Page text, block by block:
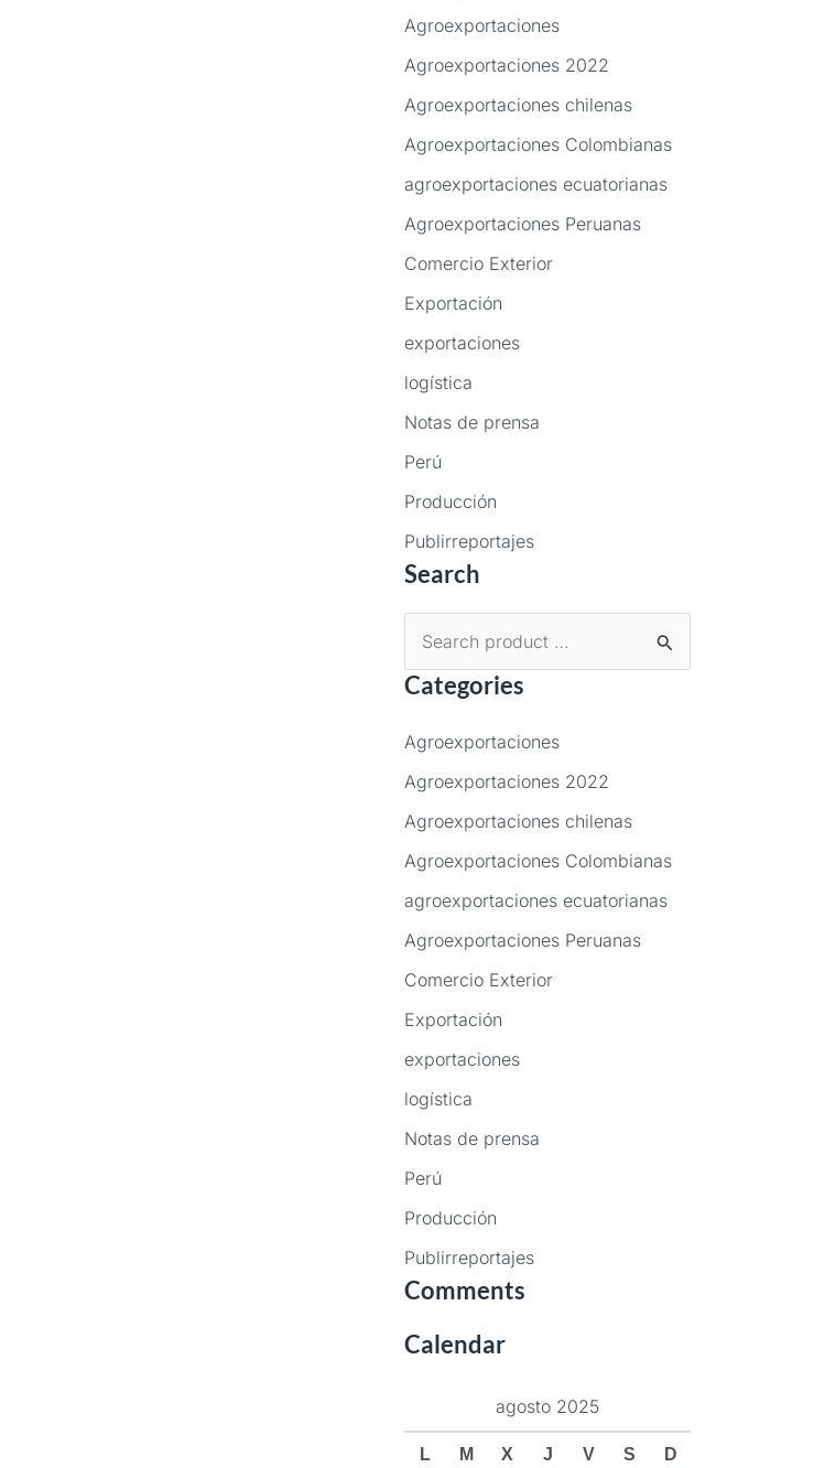
Agroexportaciones
Agroexportaciones 2022
Agroexportaciones chilenas
Agroexportaciones Colombianas
agroexportaciones ecuatorianas
Agroexportaciones Peruanas
Comercio Exterior
Exportación
exportaciones
logística
Notas de prensa
Perú
Producción
Publirreportajes
Search
u
c
a
r
p
o
r
Categories
Agroexportaciones
Agroexportaciones 2022
Agroexportaciones chilenas
Agroexportaciones Colombianas
agroexportaciones ecuatorianas
Agroexportaciones Peruanas
Comercio Exterior
Exportación
exportaciones
logística
Notas de prensa
Perú
Producción
Publirreportajes
Comments
Calendar
agosto 2025
L M X J V S D